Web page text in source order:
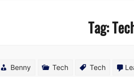
Tag:
Benny Tech Tech